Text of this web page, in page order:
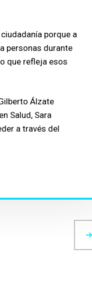
porque a
personas durante
que refleja esos
Álzate
Salud, Sara
a través del